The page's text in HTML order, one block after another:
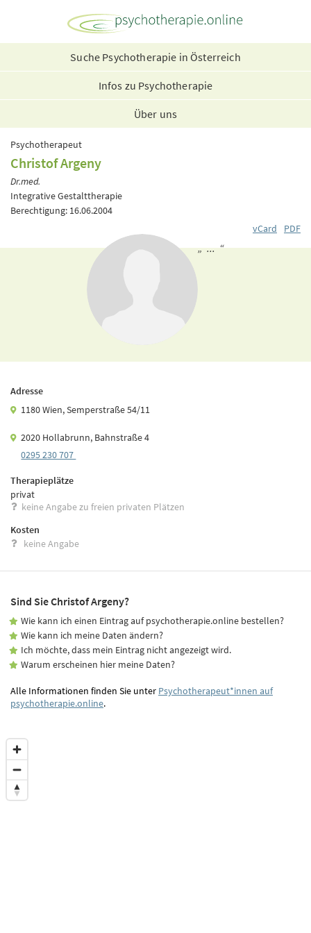
Suche Psychotherapie in Österreich
Infos zu Psychotherapie
Über uns
Psychotherapeut
Christof Argeny
Dr.med.
Integrative Gestalttherapie
Berechtigung: 16.06.2004
vCard
PDF
„ ... “
Adresse
1180 Wien, Semperstraße 54/11
2020 Hollabrunn, Bahnstraße 4
0295 230 707
Therapieplätze
privat
keine Angabe zu freien privaten Plätzen
Kosten
keine Angabe
Sind Sie Christof Argeny?
Wie kann ich einen Eintrag auf psychotherapie.online bestellen?
Wie kann ich meine Daten ändern?
Ich möchte, dass mein Eintrag nicht angezeigt wird.
Warum erscheinen hier meine Daten?
Alle Informationen finden Sie unter Psychotherapeut*innen auf
psychotherapie.online.